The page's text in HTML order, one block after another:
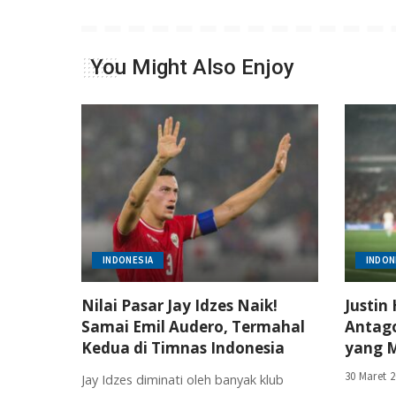
You Might Also Enjoy
INDONESIA
Nilai Pasar Jay Idzes Naik!
Samai Emil Audero, Termahal
Kedua di Timnas Indonesia
Jay Idzes diminati oleh banyak klub
Justin
yang
30 Maret